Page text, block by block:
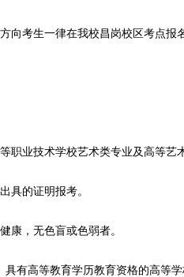
考生一律在我校昌岗校区考点报
业技术学校艺术类专业及高等艺
的证明报考。
，无色盲或色弱者。
有高等教育学历教育资格的高等学